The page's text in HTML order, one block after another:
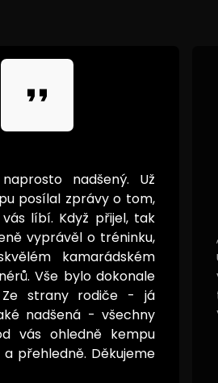
format_quote
nadšený. Už
posílal zprávy o tom,
líbí. Když přijel, tak
vyprávěl o tréninku,
kamarádském
Vše bylo dokonale
Ze strany rodiče - já
nadšená - všechny
vás ohledně kempu
přehledně. Děkujeme